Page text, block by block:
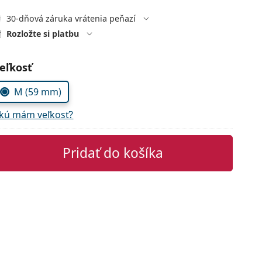
30-dňová záruka vrátenia peňazí
Rozložte si platbu
parametre
M (59 mm)
mám veľkosť?
Pridať do košíka